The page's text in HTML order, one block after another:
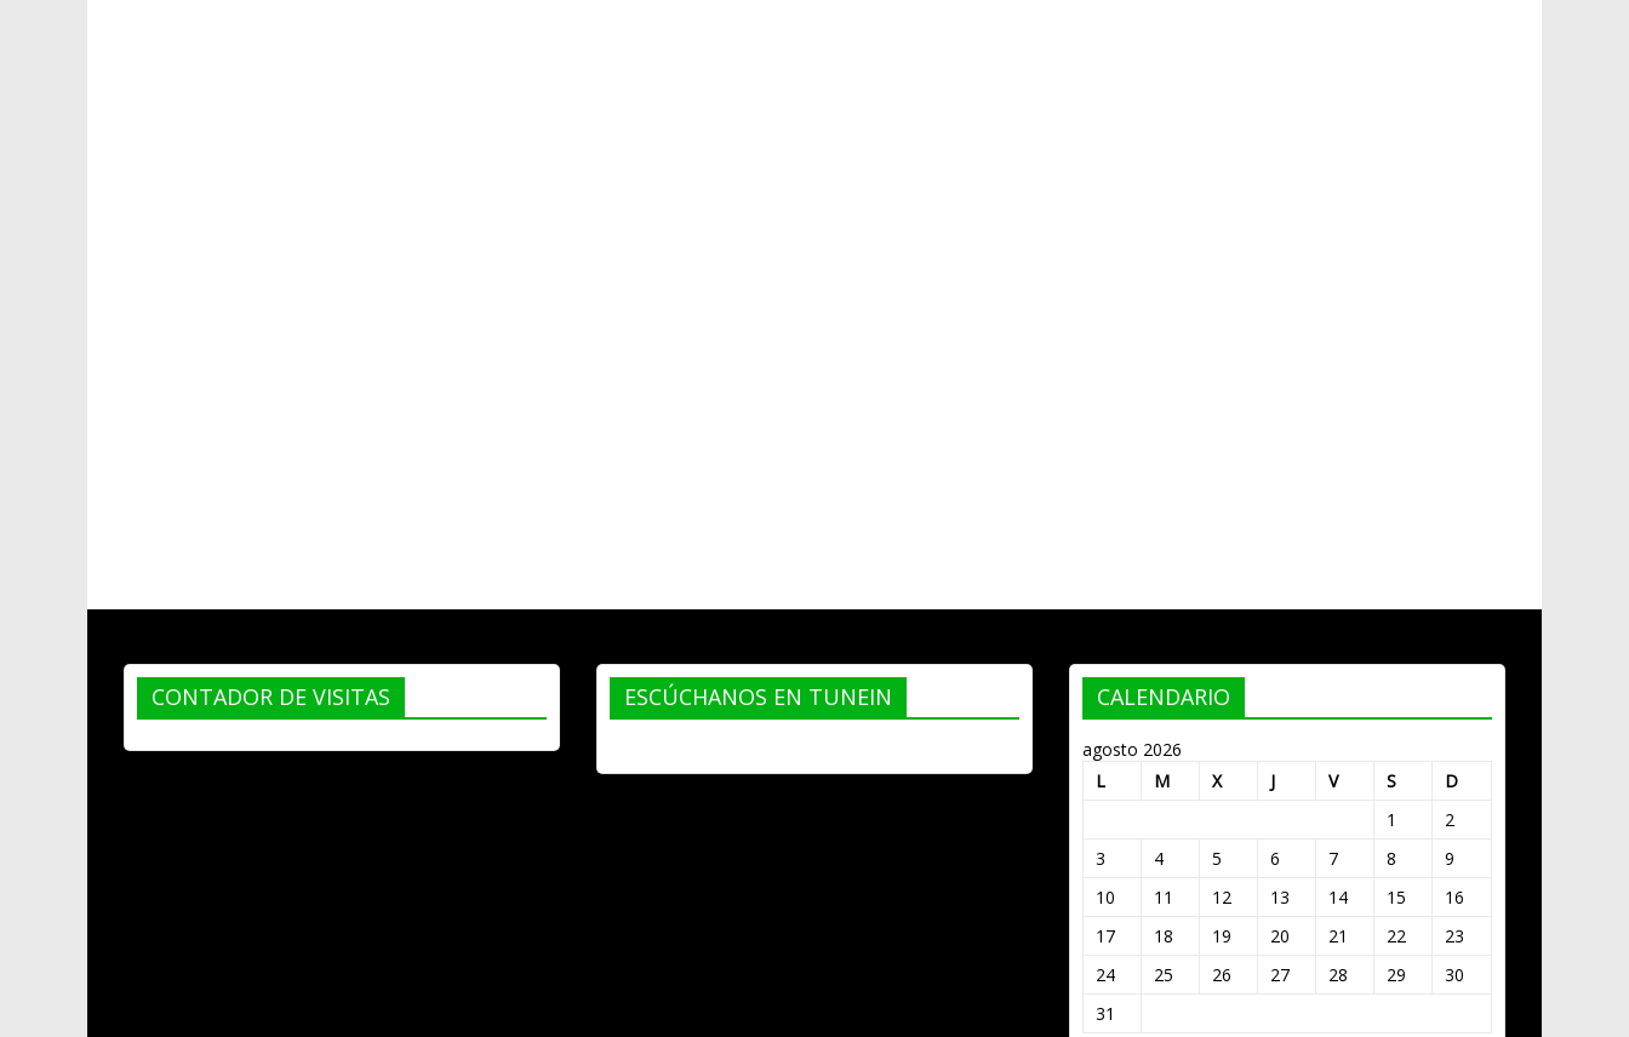
CONTADOR DE VISITAS ESCÚCHANOS EN TUNEIN CALENDARIO
agosto 2026
L
M X J V S
D
1
2
3
4 5 6 7 8
9
10
11 12 13 14 15
16
17
18 19 20 21 22
23
24
25 26 27 28 29
30
31